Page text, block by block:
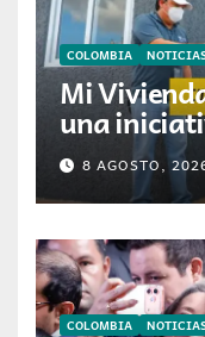
COLOMBIA
Mi
una
acceso a
8 AGOSTO,
COLOMBIA